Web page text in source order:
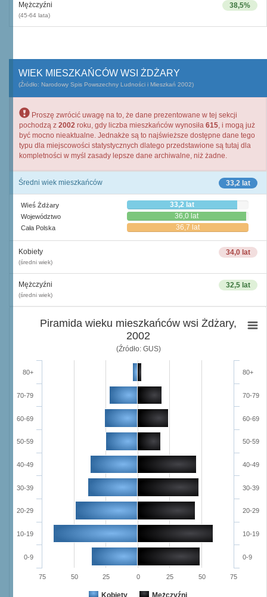
38,5%
Mężczyźni
(45-64 lata)
WIEK MIESZKAŃCÓW WSI ŻDŻARY
(Źródło: Narodowy Spis Powszechny Ludności i Mieszkań 2002)
Proszę zwrócić uwagę na to, że dane prezentowane w tej sekcji
pochodzą z 2002 roku, gdy liczba mieszkańców wynosiła 615, i mogą już
być mocno nieaktualne. Jednakże są to najświeższe dostępne dane tego
typu dla miejscowości statystycznych dlatego przedstawione są tutaj dla
kompletności w myśl zasady lepsze dane archiwalne, niż żadne.
33,2 lat
Średni wiek mieszkańców
Wieś Żdżary 33,2 lat
Województwo 36,0 lat
Cała Polska 36,7 lat
34,0 lat
Kobiety
(średni wiek)
32,5 lat
Mężczyźni
(średni wiek)
Piramida wieku mieszkańców wsi Żdżary,
2002
(Źródło: GUS)
Kobiety Mężczyźni
0-9
10-19
20-29
30-39
40-49
50-59
60-69
70-79
80+
0-9
10-19
20-29
30-39
40-49
50-59
60-69
70-79
80+
75 50 25 0 25 50 75